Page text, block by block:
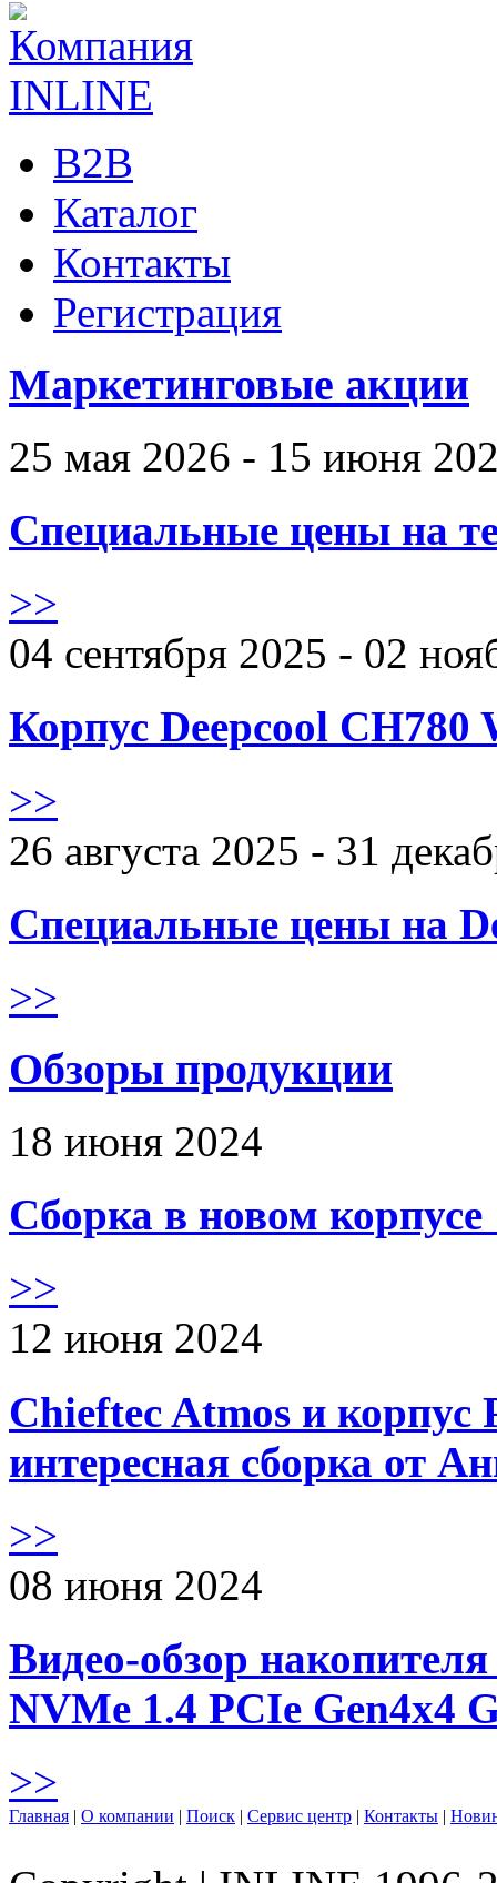
B2B
Каталог
Контакты
Регистрация
Маркетинговые акции
25 мая 2026 - 15 июня
Специальные цены на
>>
04 сентября 2025 - 02
Корпус Deepcool CH780
>>
26 августа 2025 - 31
Специальные цены на
>>
Обзоры продукции
18 июня 2024
Сборка в новом
>>
12 июня 2024
Chieftec Atmos и корпус
интересная сборка от
>>
08 июня 2024
Видео-обзор
NVMe 1.4 PCIe Gen4х4
>>
Главная | О компании | Поиск | Сервис центр | Контакты |